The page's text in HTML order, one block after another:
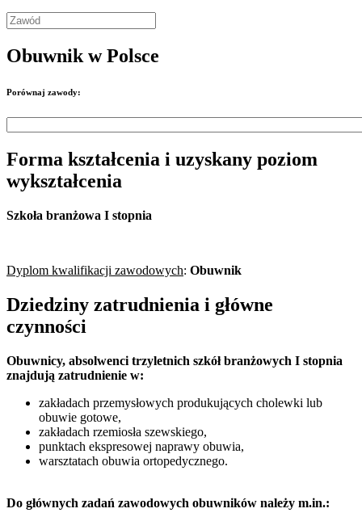
Obuwnik w Polsce
Porównaj zawody:
Forma kształcenia i uzyskany poziom
wykształcenia
Szkoła branżowa I stopnia
Dyplom kwalifikacji zawodowych: Obuwnik
Dziedziny zatrudnienia i główne
czynności
Obuwnicy, absolwenci trzyletnich szkół branżowych I stopnia
znajdują zatrudnienie w:
zakładach przemysłowych produkujących cholewki lub
obuwie gotowe,
zakładach rzemiosła szewskiego,
punktach ekspresowej naprawy obuwia,
warsztatach obuwia ortopedycznego.
Do głównych zadań zawodowych obuwników należy m.in.: